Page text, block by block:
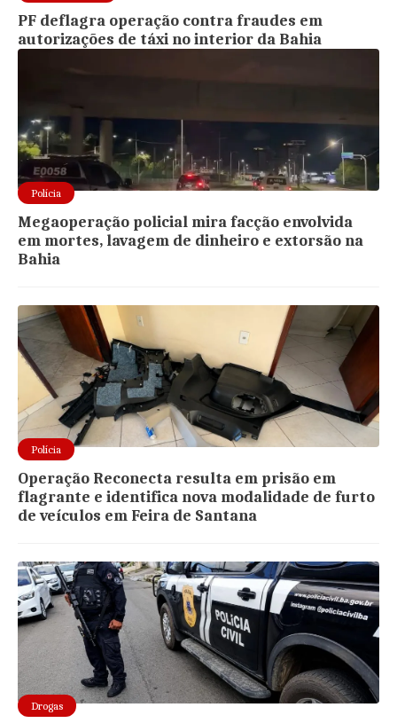
PF deflagra operação contra fraudes em
autorizações de táxi no interior da Bahia
Polícia
Megaoperação policial mira facção envolvida
em mortes, lavagem de dinheiro e extorsão na
Bahia
Polícia
Operação Reconecta resulta em prisão em
flagrante e identifica nova modalidade de furto
de veículos em Feira de Santana
Drogas